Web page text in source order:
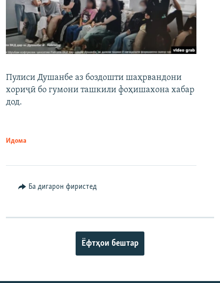
Пулиси Душанбе аз боздошти шаҳрвандони
хориҷӣ бо гумони ташкили фоҳишахона хабар
дод.
Идома
Ба дигарон фиристед
Ёфтҳои бештар